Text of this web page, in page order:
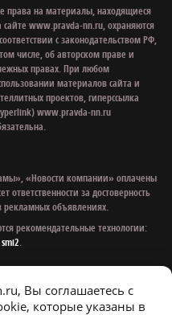
права на материалы, находящиеся
сайте www.pravda-nn.ru, охраняются
с законодательством РФ,
числе, об авторском праве и
правах. При любом
материалов сайта и
проектов, гиперссылка
www.pravda-nn.ru
«Новости компании» оплачены
ответственности за достоверность
объявлениях.
рекомендательные технологии:
smi2.
правда»
Вы соглашаетесь с
которые указаны в